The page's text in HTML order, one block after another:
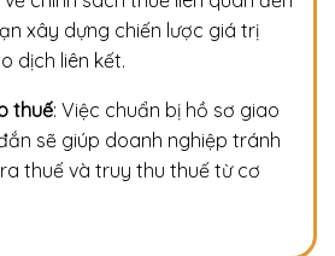
xây dựng chiến lược giá trị
dịch liên kết.
thuế: Việc chuẩn bị hồ sơ giao
sẽ giúp doanh nghiệp tránh
thuế và truy thu thuế từ cơ